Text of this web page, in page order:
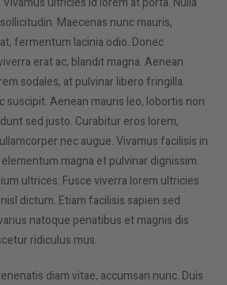
Maecenas nunc mauris,
fermentum lacinia odio. Donec
erat ac, blandit magna. Aenean
sodales, at pulvinar libero fringilla.
suscipit. Aenean mauris leo, lobortis non
sed justo. Curabitur eros lorem,
nec augue. Vivamus facilisis in
magna et pulvinar dignissim.
ultrices. Fusce viverra lorem ultricies
dictum. Etiam facilisis sapien sed
natoque penatibus et magnis dis
ridiculus mus.
diam vitae, accumsan nunc. Duis